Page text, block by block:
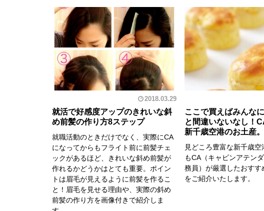
2018.03.29
就活で好感度アップのきれいな斜
め前髪の作り方8ステップ
就職活動のときだけでなく、実際にCA
になってからもフライト前に前髪チェ
ックがあるほど、きれいな斜め前髪が
作れるかどうかはとても重要。ポイン
トは眉毛が見えるように前髪を作るこ
と！眉毛を見せる理由や、実際の斜め
前髪の作り方を画像付きで紹介しま
ここで買えばみんな
と間違いないなし！
新千歳空港のお土産。
見どころ豊富な新千歳
もCA（キャビンアテン
務員）が厳選したおすす
をご紹介いたします。